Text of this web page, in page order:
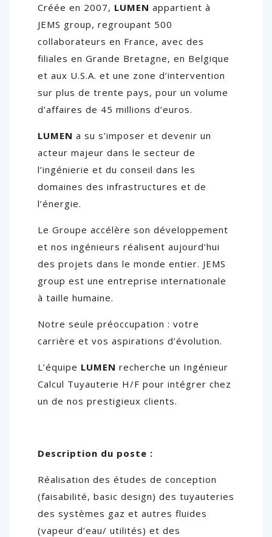
Créée en 2007, LUMEN appartient à
JEMS group, regroupant 500
collaborateurs en France, avec des
filiales en Grande Bretagne, en Belgique
et aux U.S.A. et une zone d’intervention
sur plus de trente pays, pour un volume
d’affaires de 45 millions d’euros.
LUMEN a su s’imposer et devenir un
acteur majeur dans le secteur de
l’ingénierie et du conseil dans les
domaines des infrastructures et de
l’énergie.
Le Groupe accélère son développement
et nos ingénieurs réalisent aujourd’hui
des projets dans le monde entier. JEMS
group est une entreprise internationale
à taille humaine.
Notre seule préoccupation : votre
carrière et vos aspirations d’évolution.
L’équipe LUMEN recherche un Ingénieur
Calcul Tuyauterie H/F pour intégrer chez
un de nos prestigieux clients.
Description du poste :
Réalisation des études de conception
(faisabilité, basic design) des tuyauteries
des systèmes gaz et autres fluides
(vapeur d’eau/ utilités) et des